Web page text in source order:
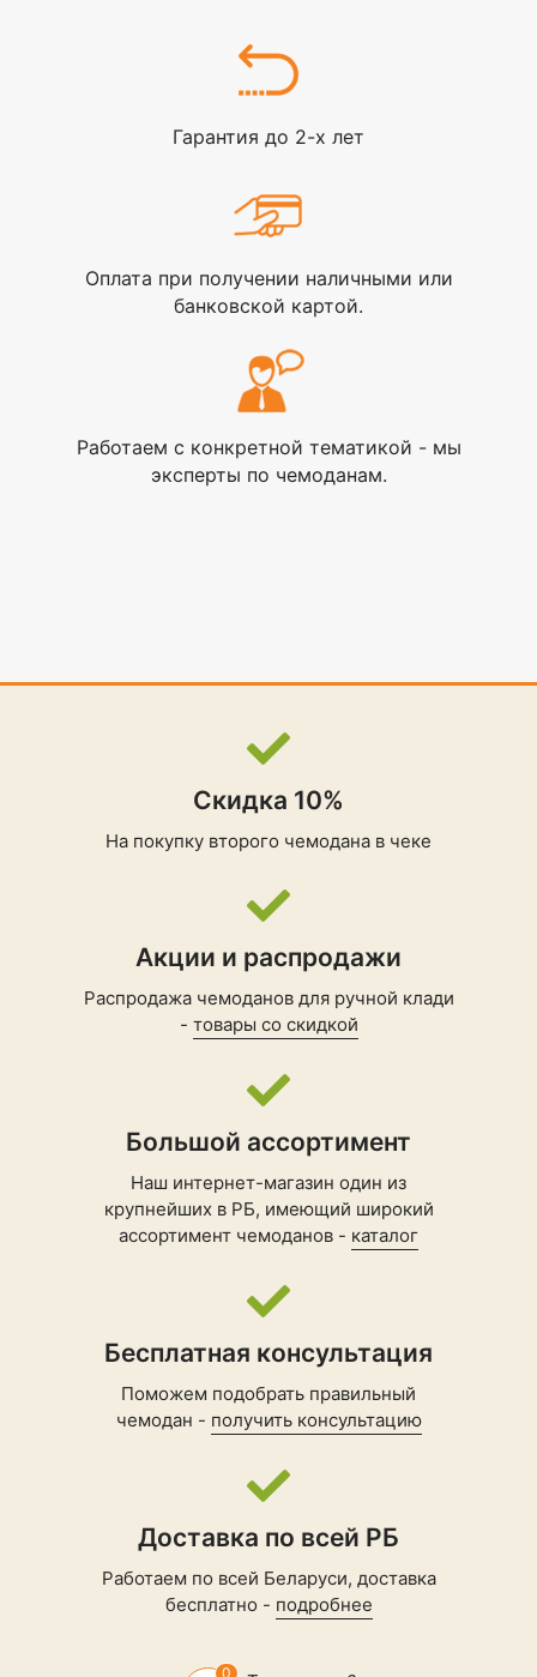
Гарантия до 2-х лет
Оплата при получении наличными или
банковской картой.
Работаем с конкретной тематикой - мы
эксперты по чемоданам.
Скидка 10%
На покупку второго чемодана в чеке
Акции и распродажи
Распродажа чемоданов для ручной клади
- товары со скидкой
Большой ассортимент
Наш интернет-магазин один из
крупнейших в РБ, имеющий широкий
ассортимент чемоданов - каталог
Бесплатная консультация
Поможем подобрать правильный
чемодан - получить консультацию
Доставка по всей РБ
Работаем по всей Беларуси, доставка
бесплатно - подробнее
0